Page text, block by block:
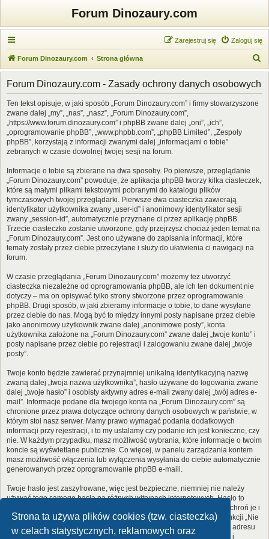
Strona ta używa plików cookies (tzw. ciasteczka)
w celach statystycznych, reklamowych oraz
Forum Dinozaury.com
Zaloguj się
Zarejestruj się
Forum Dinozaury.com Strona główna
z
Forum Dinozaury.com - Zasady ochrony danych osobowych
Ten tekst opisuje, w jaki sposób „Forum Dinozaury.com” i firmy stowarzyszone
zwane dalej „my”, „nas”, „nasz”, „Forum Dinozaury.com”,
„https://www.forum.dinozaury.com” i phpBB zwane dalej „oni”, „ich”,
„oprogramowanie phpBB”, „www.phpbb.com”, „phpBB Limited”, „Zespoły
phpBB”, korzystają z informacji zwanymi dalej „informacjami o tobie”
zebranych w czasie dowolnej twojej sesji na forum.
Informacje o tobie są zbierane na dwa sposoby. Po pierwsze, przeglądanie
„Forum Dinozaury.com” powoduje, że aplikacja phpBB tworzy kilka ciasteczek,
które są małymi plikami tekstowymi pobranymi do katalogu plików
tymczasowych twojej przeglądarki. Pierwsze dwa ciasteczka zawierają
identyfikator użytkownika zwany „user-id” i anonimowy identyfikator sesji
zwany „session-id”, automatycznie przyznane ci przez aplikację phpBB.
Trzecie ciasteczko zostanie utworzone, gdy przejrzysz chociaż jeden temat na
„Forum Dinozaury.com”. Jest ono używane do zapisania informacji, które
tematy zostały przez ciebie przeczytane i służy do ułatwienia ci nawigacji na
forum.
W czasie przeglądania „Forum Dinozaury.com” możemy też utworzyć
ciasteczka niezależne od oprogramowania phpBB, ale ich ten dokument nie
dotyczy – ma on opisywać tylko strony stworzone przez oprogramowanie
phpBB. Drugi sposób, w jaki zbieramy informacje o tobie, to dane wysyłane
przez ciebie do nas. Mogą być to między innymi posty napisane przez ciebie
jako anonimowy użytkownik zwane dalej „anonimowe posty”, konta
użytkownika założone na „Forum Dinozaury.com” zwane dalej „twoje konto” i
posty napisane przez ciebie po rejestracji i zalogowaniu zwane dalej „twoje
posty”.
Twoje konto będzie zawierać przynajmniej unikalną identyfikacyjną nazwę
zwaną dalej „twoja nazwa użytkownika”, hasło używane do logowania zwane
dalej „twoje hasło” i osobisty aktywny adres e-mail zwany dalej „twój adres e-
mail”. Informacje podane dla twojego konta na „Forum Dinozaury.com” są
chronione przez prawa dotyczące ochrony danych osobowych w państwie, w
którym stoi nasz serwer. Mamy prawo wymagać podania dodatkowych
informacji przy rejestracji, i to my ustalamy czy podanie ich jest konieczne, czy
nie. W każdym przypadku, masz możliwość wybrania, które informacje o twoim
koncie są wyświetlane publicznie. Co więcej, w panelu zarządzania kontem
masz możliwość włączenia lub wyłączenia wysyłania do ciebie automatycznie
generowanych przez oprogramowanie phpBB e-maili.
Twoje hasło jest zaszyfrowane, więc jest bezpieczne, niemniej nie należy
używać tego samego hasła na różnych witrynach internetowych. Hasło to
umożliwia dostęp do twojego konta na „Forum Dinozaury.com”, więc chroń je i
w żadnym wypadku nie podawajnikomu. Jeśli je zapomnisz, użyj funkcji „Nie
pamiętam hasła”. Witryna poprosi cię o podanie nazwy użytkownika i adresu
e-mail. Po podaniu tych danych zostanie wygenerowane nowe hasło i